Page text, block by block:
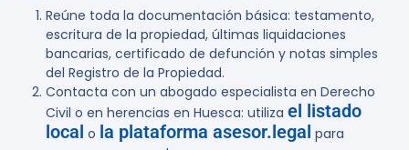
Reúne toda la documentación básica: testamento,
escritura de la propiedad, últimas liquidaciones
bancarias, certificado de defunción y notas simples
del Registro de la Propiedad.
Contacta con un abogado especialista en Derecho
Civil o en herencias en Huesca: utiliza el listado
local o la plataforma asesor.legal para